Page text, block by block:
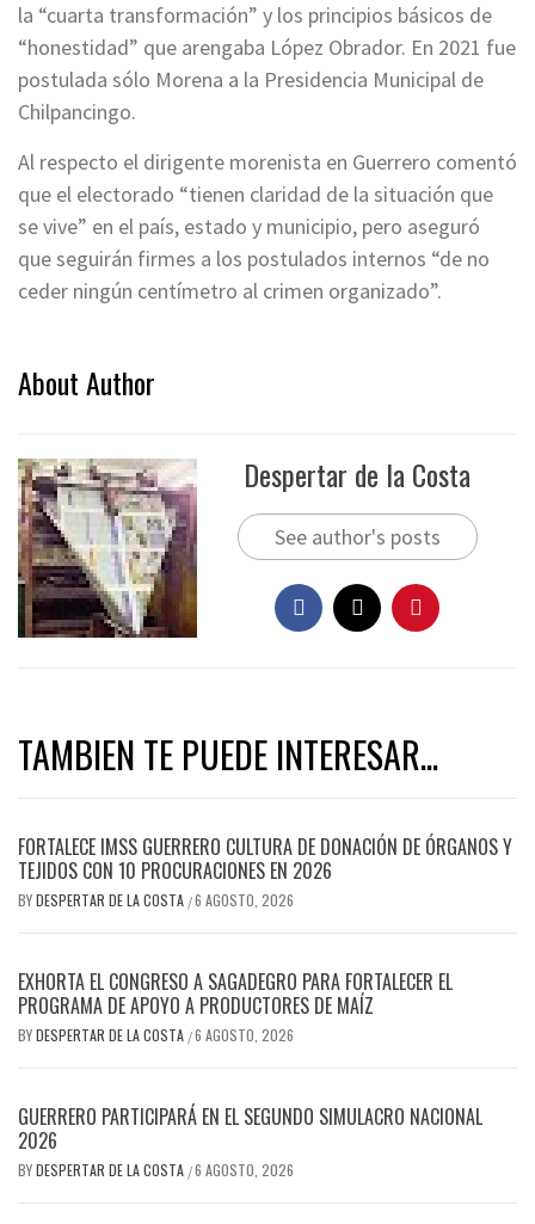
la “cuarta transformación” y los principios básicos de
“honestidad” que arengaba López Obrador. En 2021 fue
postulada sólo Morena a la Presidencia Municipal de
Chilpancingo.
Al respecto el dirigente morenista en Guerrero comentó
que el electorado “tienen claridad de la situación que
se vive” en el país, estado y municipio, pero aseguró
que seguirán firmes a los postulados internos “de no
ceder ningún centímetro al crimen organizado”.
About Author
Despertar de la Costa
See author's posts
TAMBIEN TE PUEDE INTERESAR...
FORTALECE IMSS GUERRERO CULTURA DE DONACIÓN DE ÓRGANOS Y
TEJIDOS CON 10 PROCURACIONES EN 2026
BYDESPERTAR DE LA COSTA /6 AGOSTO, 2026
EXHORTA EL CONGRESO A SAGADEGRO PARA FORTALECER EL
PROGRAMA DE APOYO A PRODUCTORES DE MAÍZ
BYDESPERTAR DE LA COSTA /6 AGOSTO, 2026
GUERRERO PARTICIPARÁ EN EL SEGUNDO SIMULACRO NACIONAL
2026
BYDESPERTAR DE LA COSTA /6 AGOSTO, 2026